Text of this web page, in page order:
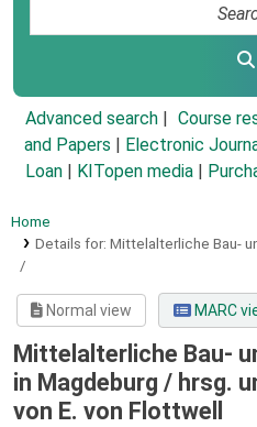
Advanced search Course
and Papers
Electronic
Loan
KITopen media
Home
Details for: Mittelalterliche Bau-
/
Normal view MARC
Mittelalterliche Bau-
in Magdeburg / hrsg.
von E. von Flottwell